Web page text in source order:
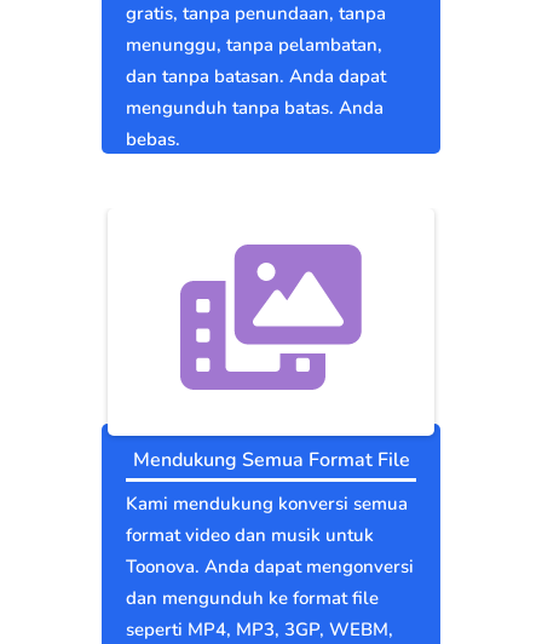
gratis, tanpa penundaan, tanpa
menunggu, tanpa pelambatan,
dan tanpa batasan. Anda dapat
mengunduh tanpa batas. Anda
bebas.
Mendukung Semua Format File
Kami mendukung konversi semua
format video dan musik untuk
Toonova. Anda dapat mengonversi
dan mengunduh ke format file
seperti MP4, MP3, 3GP, WEBM,